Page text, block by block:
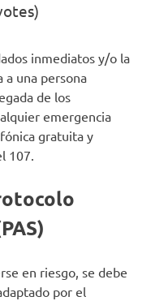
inmediatos y/o la
a una persona
de los
emergencia
gratuita y
107.
en riesgo, se debe
por el